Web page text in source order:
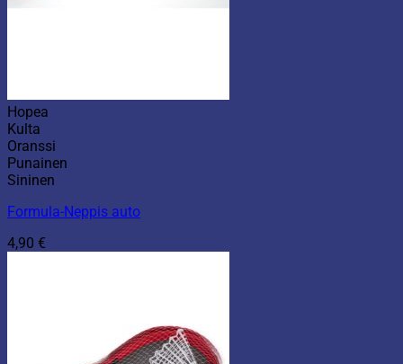
Hopea
Kulta
Oranssi
Punainen
Sininen
Formula-Neppis auto
4,90 €